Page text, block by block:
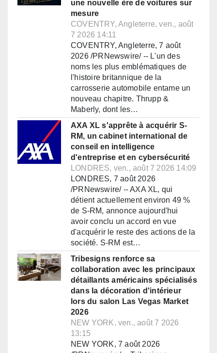
une nouvelle ère de voitures sur
mesure
COVENTRY, Angleterre, ven., août
7 2026 14:11
COVENTRY, Angleterre, 7 août
2026 /PRNewswire/ -- L'un des
noms les plus emblématiques de
l'histoire britannique de la
carrosserie automobile entame un
nouveau chapitre. Thrupp &
Maberly, dont les…
AXA XL s'apprête à acquérir S-
RM, un cabinet international de
conseil en intelligence
d'entreprise et en cybersécurité
LONDRES, ven., août 7 2026 14:09
LONDRES, 7 août 2026
/PRNewswire/ -- AXA XL, qui
détient actuellement environ 49 %
de S-RM, annonce aujourd'hui
avoir conclu un accord en vue
d'acquérir le reste des actions de la
société. S-RM est…
Tribesigns renforce sa
collaboration avec les principaux
détaillants américains spécialisés
dans la décoration d'intérieur
lors du salon Las Vegas Market
2026
NEW YORK, ven., août 7 2026
13:15
NEW YORK, 7 août 2026